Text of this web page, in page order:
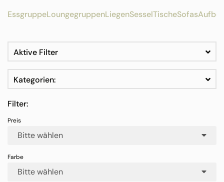
EssgruppeLoungegruppenLiegenSesselTischeSofas
Aktive Filter
Kategorien:
Filter:
Bitte wählen
Bitte wählen